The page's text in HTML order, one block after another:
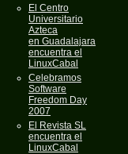
El Centro
Universitario
Azteca
en Guadalajara
encuentra el
LinuxCabal
Celebramos
Software
Freedom Day
2007
El Revista SL
encuentra el
LinuxCabal